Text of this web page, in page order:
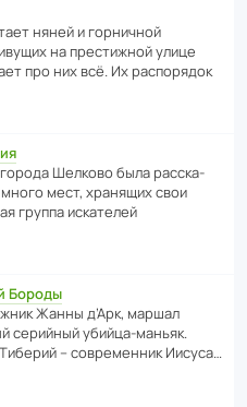
няней и горни­чной
на прес­ти­жной улице
про них всё. Их распо­рядок
Шелково была расска­
мест, хранящих свои
группа иска­телей
Бороды
Жанны д’Арк, маршал
серийный убийца-маньяк.
– совре­менник Иисуса…